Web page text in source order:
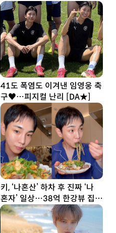
이앤나잇)
41도 폭염도 이겨낸 임영웅 축
구♥…피지컬 난리 [DA★]
키, ‘나혼산’ 하차 후 진짜 ‘나
혼자’ 일상…38억 한강뷰 집서
요리 [SD셀픽]